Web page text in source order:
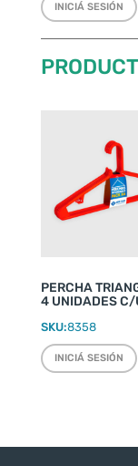
INICIÁ SESIÓN
PERCHA
4 UNIDADES C/
SKU:8358
INICIÁ SESIÓN